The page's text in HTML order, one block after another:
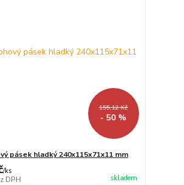
155,12 Kč
- 50 %
pásek hladký 240x115x71x11 mm
/ks
DPH skladem